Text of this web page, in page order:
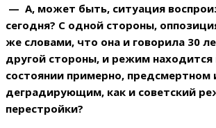
— А, может быть, ситуация
сегодня? С одной стороны,
же словами, что она и говорила 30
другой стороны, и режим
состоянии примерно, предсмертном
деградирующим, как и советский
перестройки?